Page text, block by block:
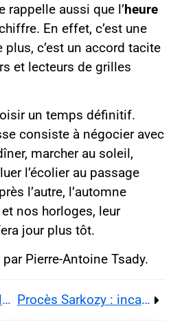
rappelle aussi que l’heure
En effet, c’est une
plus, c’est un accord tacite
et lecteurs de grilles
un temps définitif.
consiste à négocier avec
marcher au soleil,
l’écolier au passage
l’autre, l’automne
nos horloges, leur
jour plus tôt.
Pierre-Antoine Tsady.
Panne AWS mondiale : la planète numérique au ralenti Procès Sarkozy : incarcération à la prison de la Santé, les clés d’une séquence inédite